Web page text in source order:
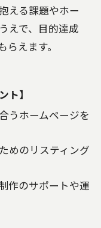
える課題やホー
えで、目的達成
えます。
ト】
うホームページを
めのリスティング
作のサポートや運